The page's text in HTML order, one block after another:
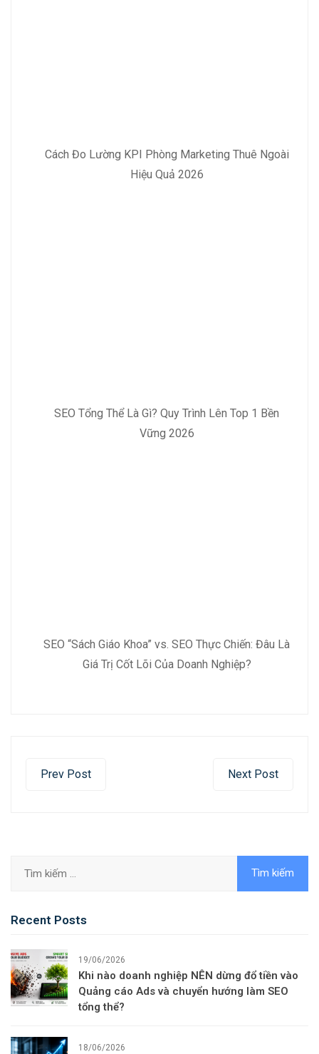
Cách Đo Lường KPI Phòng Marketing Thuê Ngoài
Hiệu Quả 2026
SEO Tổng Thể Là Gì? Quy Trình Lên Top 1 Bền
Vững 2026
SEO “Sách Giáo Khoa” vs. SEO Thực Chiến: Đâu Là
Giá Trị Cốt Lõi Của Doanh Nghiệp?
Prev Post Next Post
Recent Posts
19/06/2026
Khi nào doanh nghiệp NÊN dừng đổ tiền vào
Quảng cáo Ads và chuyển hướng làm SEO
tổng thể?
18/06/2026